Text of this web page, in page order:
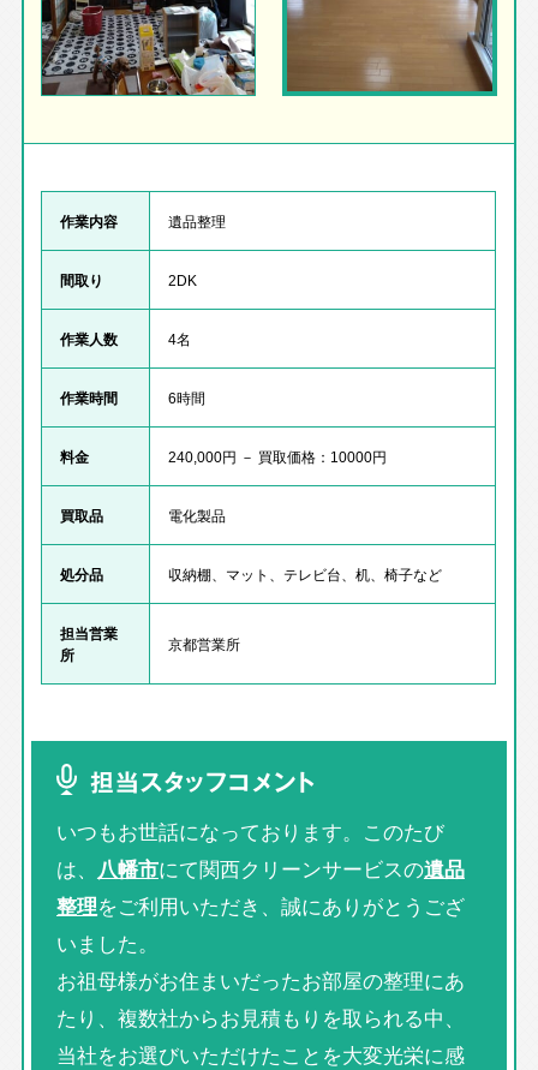
作業内容 遺品整理
間取り 2DK
作業人数 4名
作業時間 6時間
料金 240,000円 － 買取価格：10000円
買取品 電化製品
処分品 収納棚、マット、テレビ台、机、椅子など
担当営業
所
京都営業所
担当スタッフコメント
いつもお世話になっております。このたび
は、 八幡市にて関西クリーンサービスの遺品
整理をご利用いただき、誠にありがとうござ
いました。
お祖母様がお住まいだったお部屋の整理にあ
たり、複数社からお見積もりを取られる中、
当社をお選びいただけたことを大変光栄に感